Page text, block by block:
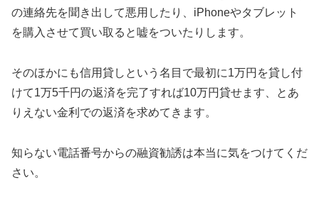
の連絡先を聞き出して悪用したり、iPhoneやタブレット
を購入させて買い取ると嘘をついたりします。
そのほかにも信用貸しという名目で最初に1万円を貸し付
けて1万5千円の返済を完了すれば10万円貸せます、とあ
りえない金利での返済を求めてきます。
知らない電話番号からの融資勧誘は本当に気をつけてくだ
さい。